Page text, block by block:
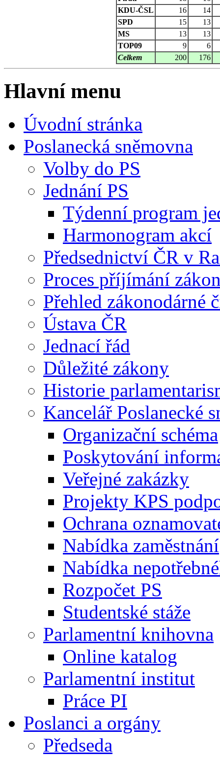
KDU-ČSL
16
14
SPD
15
13
MS
13
13
TOP09
9
6
Celkem
200 176
Hlavní menu
Úvodní stránka
Poslanecká sněmovna
Volby do PS
Jednání PS
Týdenní program
Harmonogram akcí
Předsednictví ČR v
Proces příjímání
Přehled zákonodárné
Ústava ČR
Jednací řád
Důležité zákony
Historie
Kancelář Poslanecké
Organizační schéma
Poskytování
Veřejné zakázky
Projekty KPS
Ochrana
Nabídka zaměstnání
Nabídka
Rozpočet PS
Studentské stáže
Parlamentní knihovna
Online katalog
Parlamentní institut
Práce PI
Poslanci a orgány
Předseda